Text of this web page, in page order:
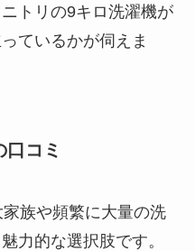
トリの9キロ洗濯機が
ているかが伺えま
コミ
族や頻繁に大量の洗
力的な選択肢です。